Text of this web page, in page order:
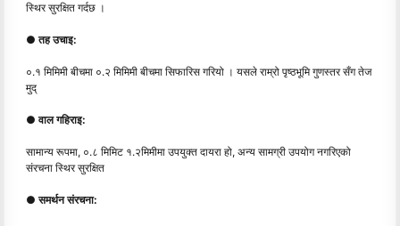
स्थिर सुरक्षित गर्दछ ।
● तह उचाइ:
०.१ मिमिमी बीचमा ०.२ मिमिमी बीचमा सिफारिस गरियो । यसले राम्रो पृष्ठभूमि गुणस्तर सँग तेज
मुद्
● वाल गहिराइ:
सामान्य रूपमा, ०.८ मिमिट १.२मिमीमा उपयुक्त दायरा हो, अन्य सामग्री उपयोग नगरिएको
संरचना स्थिर सुरक्षित
● समर्थन संरचना: